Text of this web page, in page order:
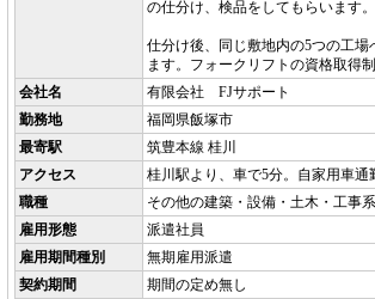
の仕分け、検品をしてもらいます。
仕分け後、同じ敷地内の5つの工
ます。フォークリフトの資格取得
会社名
有限会社 FJサポート
勤務地
福岡県飯塚市
最寄駅
筑豊本線 桂川
アクセス
桂川駅より、車で5分。自家用車通
職種
その他の建築・設備・土木・工事系
雇用形態
派遣社員
雇用期間種別
無期雇用派遣
契約期間
期間の定め無し